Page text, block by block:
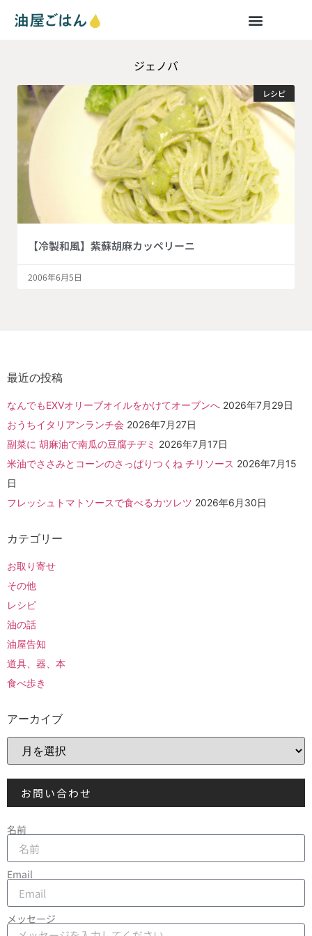
ジェノバ
レシピ
【冷製和風】紫蘇胡麻カッペリーニ
2006年6月5日
最近の投稿
なんでもEXVオリーブオイルをかけてオーブンへ 2026年7月29日
おうちイタリアンランチ会 2026年7月27日
副菜に 胡麻油で南瓜の豆腐チヂミ 2026年7月17日
米油でささみとコーンのさっぱりつくね チリソース 2026年7月15
日
フレッシュトマトソースで食べるカツレツ 2026年6月30日
カテゴリー
お取り寄せ
その他
レシピ
油の話
油屋告知
道具、器、本
食べ歩き
アーカイブ
お問い合わせ
名前
Email
メッセージ